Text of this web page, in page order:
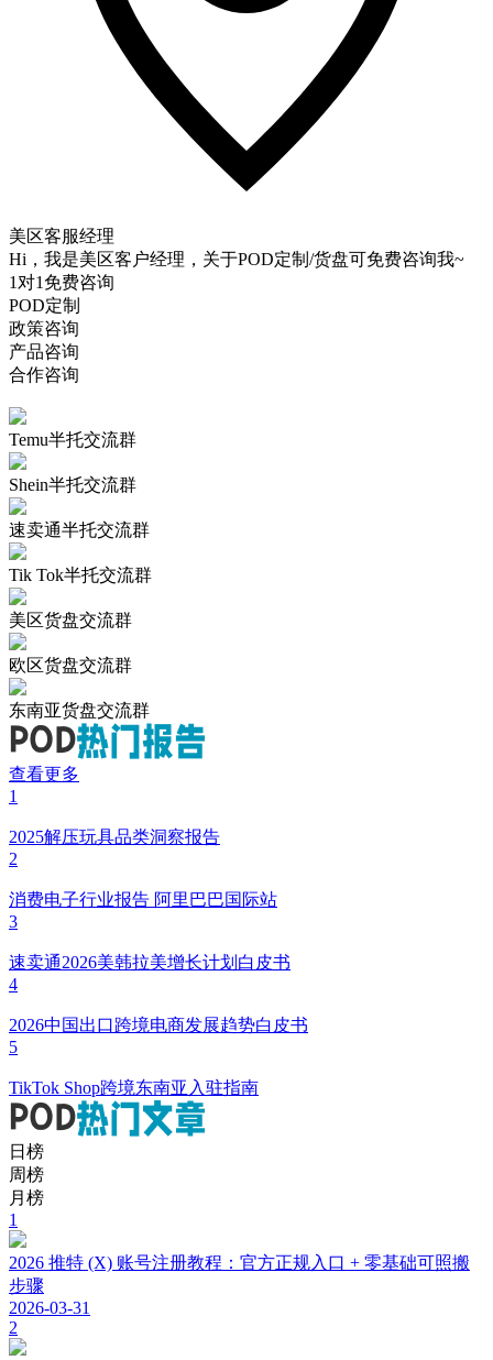
美区客服经理
Hi，我是美区客户经理，关于POD定制/货盘可免费咨询我~
1对1免费咨询
POD定制
政策咨询
产品咨询
合作咨询
Temu半托交流群
Shein半托交流群
速卖通半托交流群
Tik Tok半托交流群
美区货盘交流群
欧区货盘交流群
东南亚货盘交流群
查看更多
1
2025解压玩具品类洞察报告
2
消费电子行业报告 阿里巴巴国际站
3
速卖通2026美韩拉美增长计划白皮书
4
2026中国出口跨境电商发展趋势白皮书
5
TikTok Shop跨境东南亚入驻指南
日榜
周榜
月榜
1
2026 推特 (X) 账号注册教程：官方正规入口 + 零基础可照搬
步骤
2026-03-31
2